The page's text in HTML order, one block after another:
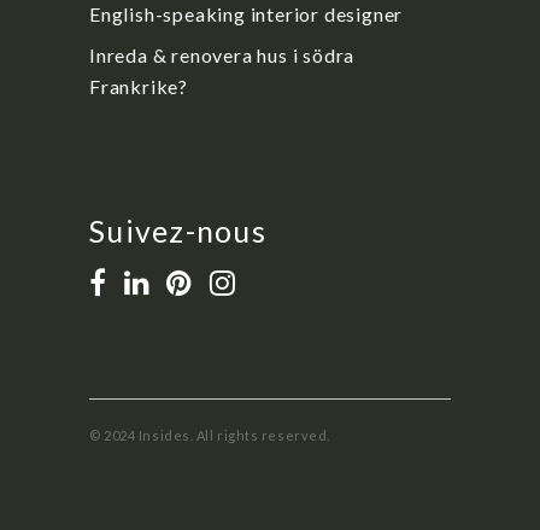
English-speaking interior designer
Inreda & renovera hus i södra
Frankrike?
Suivez-nous
© 2024 Insides. All rights reserved.